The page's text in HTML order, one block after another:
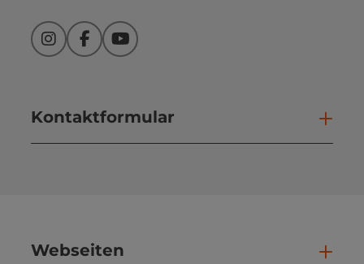
InstagramFacebookYouTube
Kontaktformular
Webseiten